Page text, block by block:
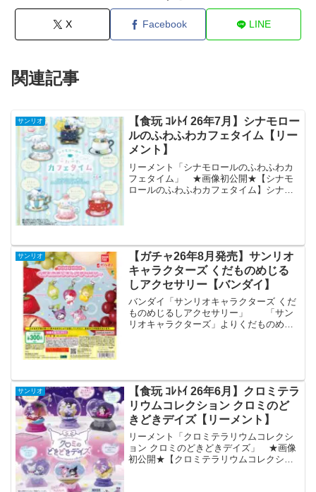
X Facebook LINE
関連記事
サンリオ
【食玩 ｺﾚﾄｲ 26年7月】シナモロー
ルのふわふわカフェタイム【リー
メント】
リーメント「シナモロールのふわふわカ
フェタイム」 ★画像初公開★【シナモ
ロールのふわふわカフェタイム】シナモ
サンリオ
【ガチャ26年8月発売】サンリオ
キャラクターズ くだものめじる
しアクセサリー【バンダイ】
バンダイ「サンリオキャラクターズ くだ
ものめじるしアクセサリー」 「サン
リオキャラクターズ」よりくだものめじ
サンリオ
【食玩 ｺﾚﾄｲ 26年6月】クロミテラ
リウムコレクション クロミのど
きどきデイズ【リーメント】
リーメント「クロミテラリウムコレクシ
ョン クロミのどきどきデイズ」 ★画像
初公開★【クロミテラリウムコレクショ